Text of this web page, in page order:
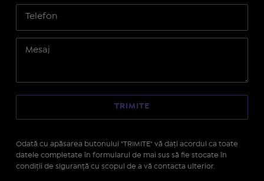
Odată cu apăsarea butonului "TRIMITE" vă daţi acordul ca toate
datele completate în formularul de mai sus să fie stocate în
condiţii de siguranţă cu scopul de a vă contacta ulterior.